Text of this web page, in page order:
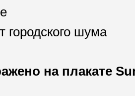
городского шума
на плакате